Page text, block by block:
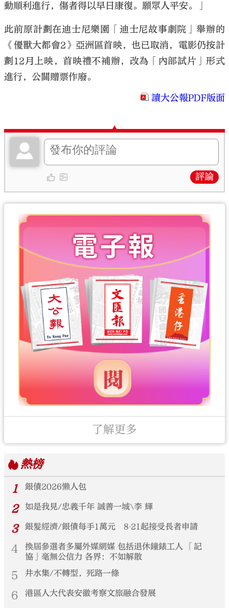
動順利進行，傷者得以早日康復。願眾人平安。」
此前原計劃在迪士尼樂園「迪士尼故事劇院」舉辦的
《優獸大都會2》亞洲區首映，也已取消，電影仍按計
劃12月上映，首映禮不補辦，改為「內部試片」形式
進行，公關贈票作廢。
讀大公報PDF版面
評論
了解更多
熱榜
1
銀債2026懶人包
2 如是我見/忠義千年 誠善一城\李 輝
3 銀髮經濟/銀債每手1萬元 8‧21起接受長者申請
4
換屆參選者多屬外媒網媒 包括退休鐘錶工人 「記
協」毫無公信力 各界：不如解散
5 井水集/不轉型，死路一條
6 港區人大代表安徽考察文旅融合發展